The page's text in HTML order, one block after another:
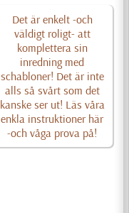
Det är enkelt -och
väldigt roligt- att
komplettera sin
inredning med
schabloner! Det är inte
alls så svårt som det
kanske ser ut! Läs våra
enkla instruktioner här
-och våga prova på!